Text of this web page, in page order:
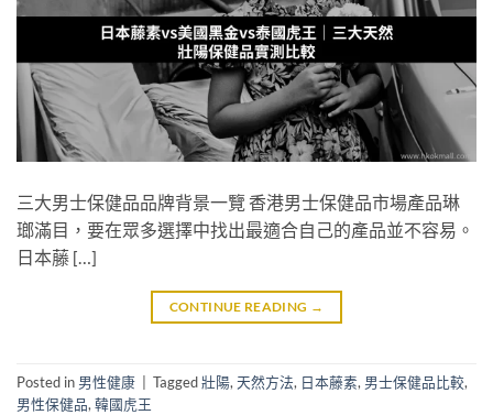
三大男士保健品品牌背景一覽 香港男士保健品市場產品琳
瑯滿目，要在眾多選擇中找出最適合自己的產品並不容易。
日本藤 […]
CONTINUE READING →
Posted in 男性健康 Tagged壯陽,天然方法, 日本藤素, 男士保健品比較,
男性保健品,韓國虎王